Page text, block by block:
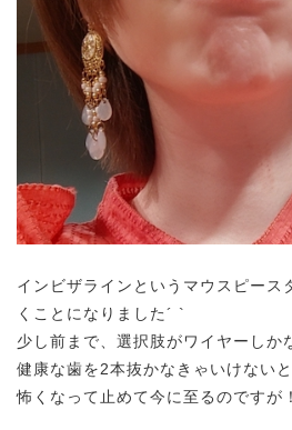
インビザラインというマウスピース
くことになりました´ `
少し前まで、選択肢がワイヤーしか
健康な歯を2本抜かなきゃいけない
怖くなって止めて今に至るのですが！